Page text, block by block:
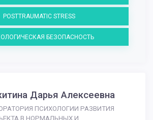
POSTTRAUMATIC STRESS
БЕЗОПАСНОСТЬ
Дарья Алексеевна
ПСИХОЛОГИИ РАЗВИТИЯ
В НОРМАЛЬНЫХ И